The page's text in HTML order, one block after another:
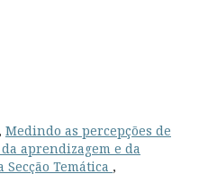
Medindo as percepções de
aprendizagem e da
Temática ,